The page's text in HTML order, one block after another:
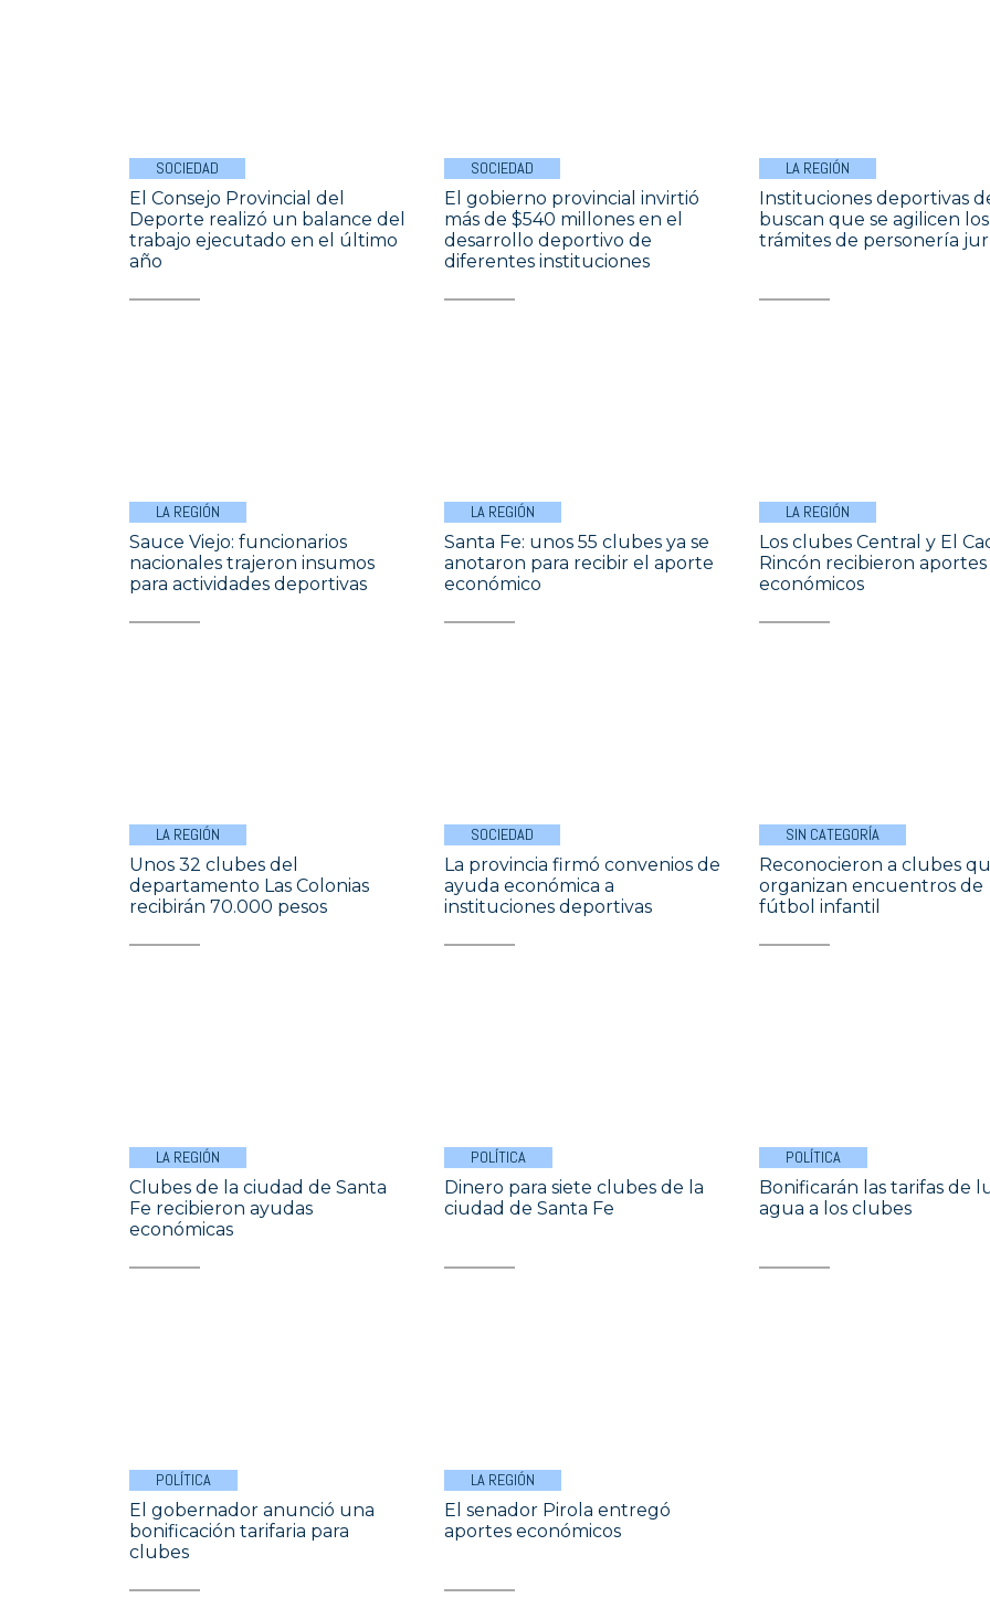
SOCIEDAD
El Consejo Provincial del
Deporte realizó un balance del
trabajo ejecutado en el último
año
SOCIEDAD
El gobierno provincial invirtió
más de $540 millones en el
desarrollo deportivo de
diferentes instituciones
LA REGIÓN
Instituciones deportivas
buscan que se agilicen los
trámites de personería
LA REGIÓN
Sauce Viejo: funcionarios
nacionales trajeron insumos
para actividades deportivas
LA REGIÓN
Santa Fe: unos 55 clubes ya se
anotaron para recibir el aporte
económico
LA REGIÓN
Los clubes Central y El
Rincón recibieron aportes
económicos
LA REGIÓN
Unos 32 clubes del
departamento Las Colonias
recibirán 70.000 pesos
SOCIEDAD
La provincia firmó convenios de
ayuda económica a
instituciones deportivas
SIN CATEGORÍA
Reconocieron a clubes
organizan encuentros de
fútbol infantil
LA REGIÓN
Clubes de la ciudad de Santa
Fe recibieron ayudas
económicas
POLÍTICA
Dinero para siete clubes de la
ciudad de Santa Fe
POLÍTICA
Bonificarán las tarifas de
agua a los clubes
POLÍTICA
El gobernador anunció una
bonificación tarifaria para
clubes
LA REGIÓN
El senador Pirola entregó
aportes económicos